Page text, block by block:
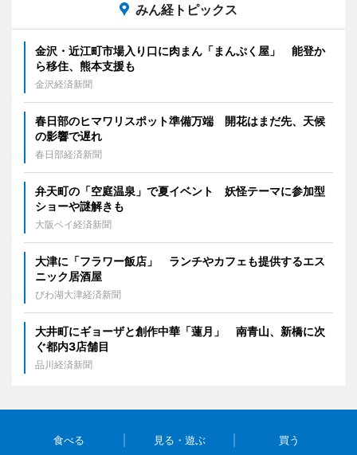
みん経トピックス
金沢・近江町市場入り口に肉まん「まんぷく屋」 能登か
ら移住、熊本支援も
金沢経済新聞
春日部のヒマワリスポット準備万端 開花はまだ先、天候
の影響で遅れ
春日部経済新聞
弁天町の「空庭温泉」で夏イベント 妖怪テーマに参加型
ショーや謎解きも
大阪ベイ経済新聞
大津に「フラワー飯店」 ランチやカフェも提供するエス
ニック居酒屋
びわ湖大津経済新聞
大井町にギョーザと創作中華「蓮月」 南青山、新橋に次
ぐ都内3店舗目
品川経済新聞
食べる 見る・遊ぶ 買う